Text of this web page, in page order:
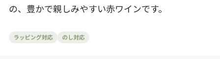
の、豊かで親しみやすい赤ワインです。